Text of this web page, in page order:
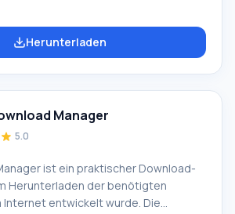
und anderen Dateien auf File-
zu vereinfachen, sodass Sie sie
teilen können. Das Programm
Release: Sie können
für Filme auf Torrents erstellen.
Herunterladen
Manager
5.0
ist ein praktischer Download-
Herunterladen der benötigten
Internet entwickelt wurde. Die